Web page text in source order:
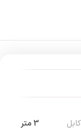
3 متر